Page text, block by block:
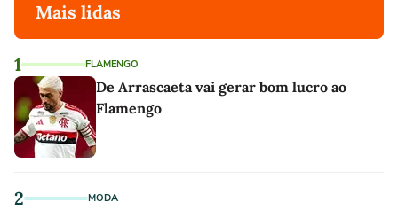
Mais lidas
1 FLAMENGO
De Arrascaeta vai gerar bom lucro ao
Flamengo
2 MODA